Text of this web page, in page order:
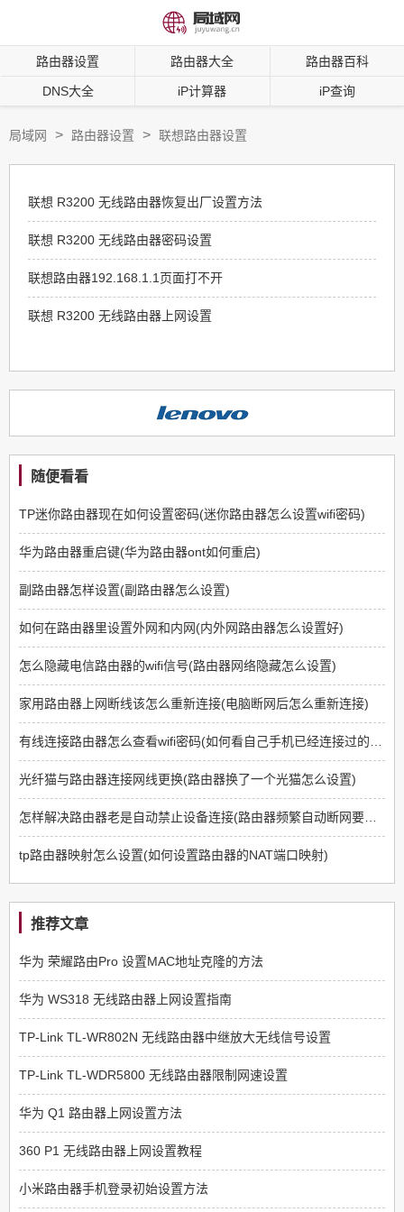
路由器设置 路由器大全 路由器百科
DNS大全 iP计算器 iP查询
局域网 > 路由器设置 > 联想路由器设置
联想 R3200 无线路由器恢复出厂设置方法
联想 R3200 无线路由器密码设置
联想路由器192.168.1.1页面打不开
联想 R3200 无线路由器上网设置
随便看看
TP迷你路由器现在如何设置密码(迷你路由器怎么设置wifi密码)
华为路由器重启键(华为路由器ont如何重启)
副路由器怎样设置(副路由器怎么设置)
如何在路由器里设置外网和内网(内外网路由器怎么设置好)
怎么隐藏电信路由器的wifi信号(路由器网络隐藏怎么设置)
家用路由器上网断线该怎么重新连接(电脑断网后怎么重新连接)
光纤猫与路由器连接网线更换(路由器换了一个光猫怎么设置)
tp路由器映射怎么设置(如何设置路由器的NAT端口映射)
推荐文章
华为 荣耀路由Pro 设置MAC地址克隆的方法
华为 WS318 无线路由器上网设置指南
TP-Link TL-WR802N 无线路由器中继放大无线信号设置
TP-Link TL-WDR5800 无线路由器限制网速设置
华为 Q1 路由器上网设置方法
360 P1 无线路由器上网设置教程
小米路由器手机登录初始设置方法